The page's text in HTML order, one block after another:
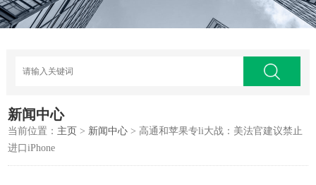
新闻中心
当前位置： 主页 > 新闻中心 > 高通和苹果专li大战：美法官建议禁止
进口iPhone